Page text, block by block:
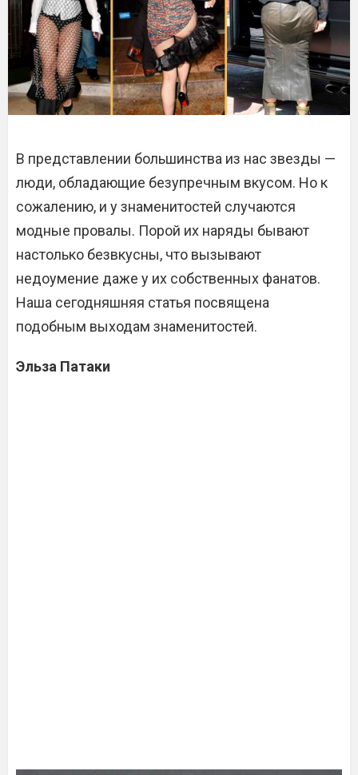
В представлении большинства из нас звезды —
люди, обладающие безупречным вкусом. Но к
сожалению, и у знаменитостей случаются
модные провалы. Порой их наряды бывают
настолько безвкусны, что вызывают
недоумение даже у их собственных фанатов.
Наша сегодняшняя статья посвящена
подобным выходам знаменитостей.
Эльза Патаки